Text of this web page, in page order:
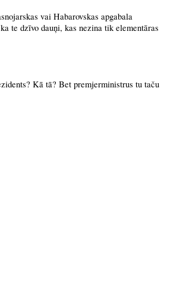
vai Habarovskas apgabala
te dzīvo dauņi, kas nezina tik elementāras
Kā tā? Bet premjerministrus tu taču